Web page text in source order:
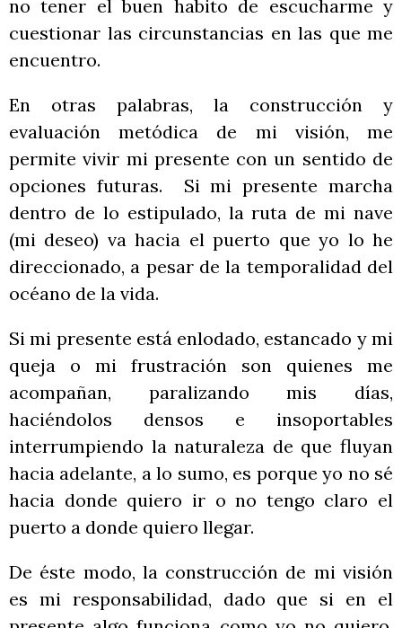
no tener el buen habito de escucharme y
cuestionar las circunstancias en las que me
encuentro.
En otras palabras, la construcción y
evaluación metódica de mi visión, me
permite vivir mi presente con un sentido de
opciones futuras. Si mi presente marcha
dentro de lo estipulado, la ruta de mi nave
(mi deseo) va hacia el puerto que yo lo he
direccionado, a pesar de la temporalidad del
océano de la vida.
Si mi presente está enlodado, estancado y mi
queja o mi frustración son quienes me
acompañan, paralizando mis días,
haciéndolos densos e insoportables
interrumpiendo la naturaleza de que fluyan
hacia adelante, a lo sumo, es porque yo no sé
hacia donde quiero ir o no tengo claro el
puerto a donde quiero llegar.
De éste modo, la construcción de mi visión
es mi responsabilidad, dado que si en el